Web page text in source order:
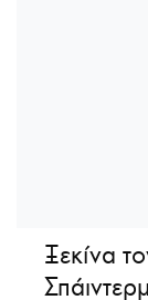
Ξεκίνα